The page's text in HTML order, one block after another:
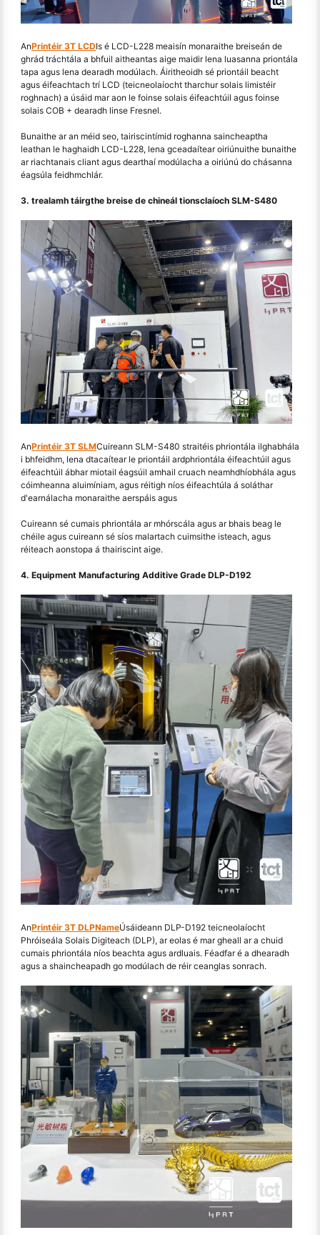
AnPrintéir 3T LCDIs é LCD-L228 meaisín monaraithe breiseán de
ghrád tráchtála a bhfuil aitheantas aige maidir lena luasanna priontála
tapa agus lena dearadh modúlach. Áiritheoidh sé priontáil beacht
agus éifeachtach trí LCD (teicneolaíocht tharchur solais limistéir
roghnach) a úsáid mar aon le foinse solais éifeachtúil agus foinse
solais COB + dearadh linse Fresnel.
Bunaithe ar an méid seo, tairiscintímid roghanna saincheaptha
leathan le haghaidh LCD-L228, lena gceadaítear oiriúnuithe bunaithe
ar riachtanais cliant agus dearthaí modúlacha a oiriúnú do chásanna
éagsúla feidhmchlár.
3. trealamh táirgthe breise de chineál tionsclaíoch SLM-S480
AnPrintéir 3T SLMCuireann SLM-S480 straitéis phriontála ilghabhála
i bhfeidhm, lena dtacaítear le priontáil ardphriontála éifeachtúil agus
éifeachtúil ábhar miotail éagsúil amhail cruach neamhdhíobhála agus
cóimheanna aluimíniam, agus réitigh níos éifeachtúla á soláthar
d'earnálacha monaraithe aerspáis agus
Cuireann sé cumais phriontála ar mhórscála agus ar bhais beag le
chéile agus cuireann sé síos malartach cuimsithe isteach, agus
réiteach aonstopa á thairiscint aige.
4. Equipment Manufacturing Additive Grade DLP-D192
AnPrintéir 3T DLPNameÚsáideann DLP-D192 teicneolaíocht
Phróiseála Solais Digiteach (DLP), ar eolas é mar gheall ar a chuid
cumais phriontála níos beachta agus ardluais. Féadfar é a dhearadh
agus a shaincheapadh go modúlach de réir ceanglas sonrach.